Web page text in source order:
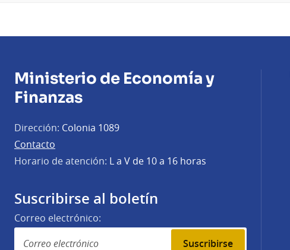
Ministerio de Economía y
Finanzas
Dirección: Colonia 1089
Contacto
Horario de atención: L a V de 10 a 16 horas
Suscribirse al boletín
Correo electrónico:
Suscribirse